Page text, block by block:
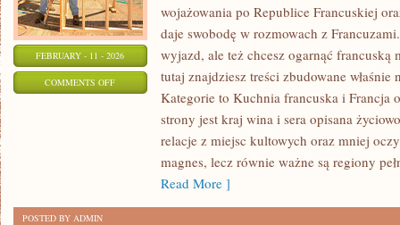
FEBRUARY - 11 - 2026
COMMENTS OFFON
wojażowania po Republice Francuskiej
daje swobodę w rozmowach z
wyjazd, ale też chcesz ogarnąć
tutaj znajdziesz treści zbudowane
Kategorie to Kuchnia francuska i Francja
strony jest kraj wina i sera opisana
relacje z miejsc kultowych oraz mniej
magnes, lecz równie ważne są regiony
Read More ]
POSTED BY ADMIN